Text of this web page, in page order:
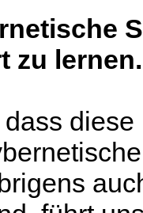
zu lernen.
dass